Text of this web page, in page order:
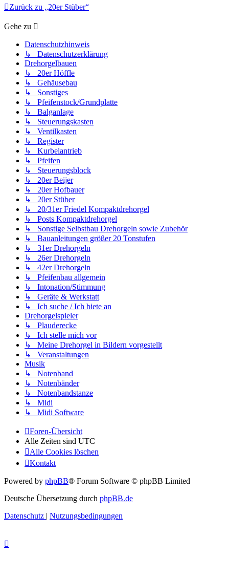
Zurück zu „20er Stüber“
Gehe zu
Datenschutzhinweis
↳ Datenschutzerklärung
Drehorgelbauen
↳ 20er Höffle
↳ Gehäusebau
↳ Sonstiges
↳ Pfeifenstock/Grundplatte
↳ Balganlage
↳ Steuerungskasten
↳ Ventilkasten
↳ Register
↳ Kurbelantrieb
↳ Pfeifen
↳ Steuerungsblock
↳ 20er Beijer
↳ 20er Hofbauer
↳ 20er Stüber
↳ 20/31er Friedel Kompaktdrehorgel
↳ Posts Kompaktdrehorgel
↳ Sonstige Selbstbau Drehorgeln sowie Zubehör
↳ Bauanleitungen größer 20 Tonstufen
↳ 31er Drehorgeln
↳ 26er Drehorgeln
↳ 42er Drehorgeln
↳ Pfeifenbau allgemein
↳ Intonation/Stimmung
↳ Geräte & Werkstatt
↳ Ich suche / Ich biete an
Drehorgelspieler
↳ Plauderecke
↳ Ich stelle mich vor
↳ Meine Drehorgel in Bildern vorgestellt
↳ Veranstaltungen
Musik
↳ Notenband
↳ Notenbänder
↳ Notenbandstanze
↳ Midi
↳ Midi Software
Foren-Übersicht
Alle Zeiten sind UTC
Alle Cookies löschen
Kontakt
Powered by phpBB® Forum Software © phpBB Limited
Deutsche Übersetzung durch phpBB.de
Datenschutz | Nutzungsbedingungen